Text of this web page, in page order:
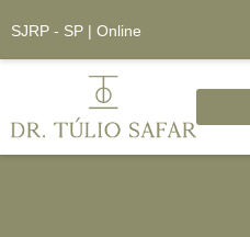
SJRP - SP | Online